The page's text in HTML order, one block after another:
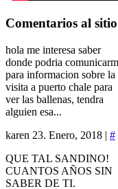
Comentarios al sitio
hola me interesa saber
donde podria
para informacion sobre la
visita a puerto chale para
ver las ballenas, tendra
alguien esa...
karen 23. Enero, 2018 | #
QUE TAL SANDINO!
CUANTOS AÑOS SIN
SABER DE TI.